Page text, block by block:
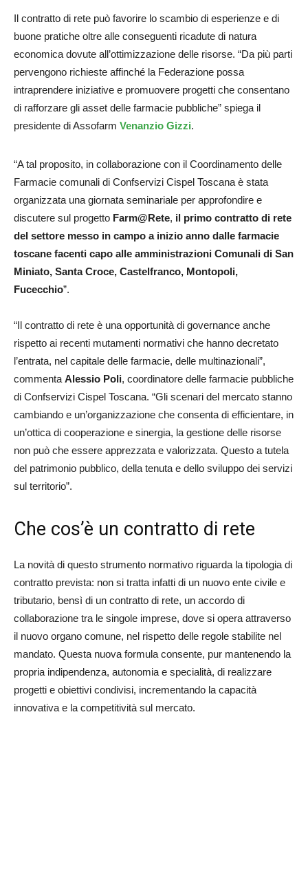
Il contratto di rete può favorire lo scambio di esperienze e di
buone pratiche oltre alle conseguenti ricadute di natura
economica dovute all’ottimizzazione delle risorse. “Da più parti
pervengono richieste affinché la Federazione possa
intraprendere iniziative e promuovere progetti che consentano
di rafforzare gli asset delle farmacie pubbliche” spiega il
presidente di Assofarm Venanzio Gizzi.
“A tal proposito, in collaborazione con il Coordinamento delle
Farmacie comunali di Confservizi Cispel Toscana è stata
organizzata una giornata seminariale per approfondire e
discutere sul progetto Farm@Rete, il primo contratto di rete
del settore messo in campo a inizio anno dalle farmacie
toscane facenti capo alle amministrazioni Comunali di San
Miniato, Santa Croce, Castelfranco, Montopoli,
Fucecchio”.
“Il contratto di rete è una opportunità di governance anche
rispetto ai recenti mutamenti normativi che hanno decretato
l’entrata, nel capitale delle farmacie, delle multinazionali”,
commenta Alessio Poli, coordinatore delle farmacie pubbliche
di Confservizi Cispel Toscana. “Gli scenari del mercato stanno
cambiando e un’organizzazione che consenta di efficientare, in
un’ottica di cooperazione e sinergia, la gestione delle risorse
non può che essere apprezzata e valorizzata. Questo a tutela
del patrimonio pubblico, della tenuta e dello sviluppo dei servizi
sul territorio”.
Che cos’è un contratto di rete
La novità di questo strumento normativo riguarda la tipologia di
contratto prevista: non si tratta infatti di un nuovo ente civile e
tributario, bensì di un contratto di rete, un accordo di
collaborazione tra le singole imprese, dove si opera attraverso
il nuovo organo comune, nel rispetto delle regole stabilite nel
mandato. Questa nuova formula consente, pur mantenendo la
propria indipendenza, autonomia e specialità, di realizzare
progetti e obiettivi condivisi, incrementando la capacità
innovativa e la competitività sul mercato.